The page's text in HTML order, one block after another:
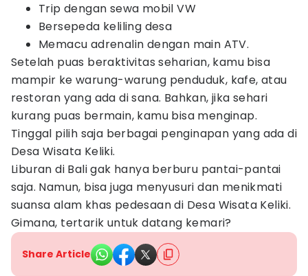
Trip dengan sewa mobil VW
Bersepeda keliling desa
Memacu adrenalin dengan main ATV.
Setelah puas beraktivitas seharian, kamu bisa
mampir ke warung-warung penduduk, kafe, atau
restoran yang ada di sana. Bahkan, jika sehari
kurang puas bermain, kamu bisa menginap.
Tinggal pilih saja berbagai penginapan yang ada di
Desa Wisata Keliki.
Liburan di Bali gak hanya berburu pantai-pantai
saja. Namun, bisa juga menyusuri dan menikmati
suansa alam khas pedesaan di Desa Wisata Keliki.
Gimana, tertarik untuk datang kemari?
Share Article